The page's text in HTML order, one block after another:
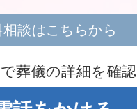
談はこちらから
葬儀の詳細を確認